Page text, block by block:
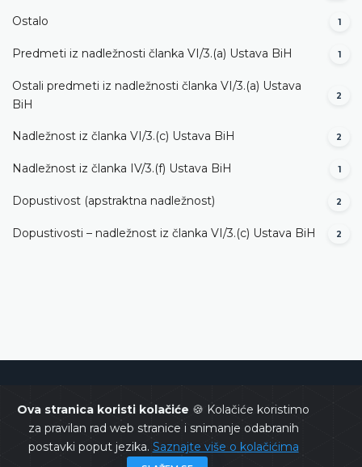
Ova stranica koristi kolačiće 🍪 Kolačiće koristimo
za pravilan rad web stranice i snimanje odabranih
postavki poput jezika. Saznajte više o kolačićima
Ostalo 1
Predmeti iz nadležnosti članka VI/3.(a) Ustava BiH 1
Ostali predmeti iz nadležnosti članka VI/3.(a) Ustava
BiH
2
Nadležnost iz članka VI/3.(c) Ustava BiH 2
Nadležnost iz članka IV/3.(f) Ustava BiH 1
Dopustivost (apstraktna nadležnost) 2
Dopustivosti – nadležnost iz članka VI/3.(c) Ustava BiH 2